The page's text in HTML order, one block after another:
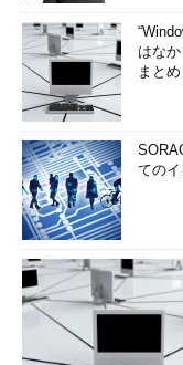
はな
まと
ての